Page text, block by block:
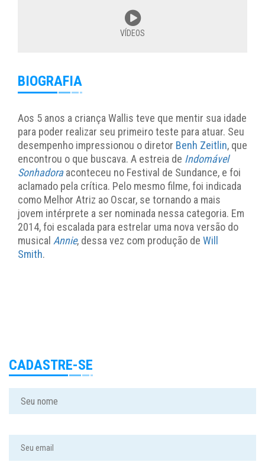
VÍDEOS
BIOGRAFIA
Aos 5 anos a criança Wallis teve que mentir sua idade
para poder realizar seu primeiro teste para atuar. Seu
desempenho impressionou o diretor Benh Zeitlin, que
encontrou o que buscava. A estreia de Indomável
Sonhadoraaconteceu no Festival de Sundance, e foi
aclamado pela crítica. Pelo mesmo filme, foi indicada
como Melhor Atriz ao Oscar, se tornando a mais
jovem intérprete a ser nominada nessa categoria. Em
2014, foi escalada para estrelar uma nova versão do
musical Annie, dessa vez com produção de Will
Smith.
CADASTRE-SE